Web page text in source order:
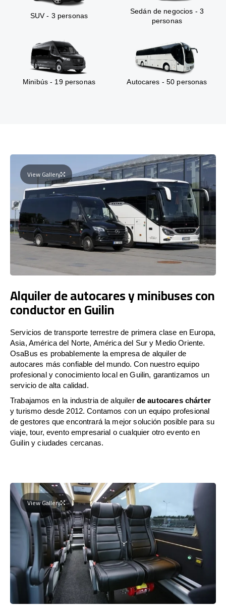
SUV - 3 personas
Sedán de negocios - 3
personas
Minibús - 19 personas Autocares - 50 personas
View Gallery
Alquiler de autocares y minibuses con
conductor en Guilin
Servicios de transporte terrestre de primera clase en Europa,
Asia, América del Norte, América del Sur y Medio Oriente.
OsaBus es probablemente la empresa de alquiler de
autocares más confiable del mundo. Con nuestro equipo
profesional y conocimiento local en Guilin, garantizamos un
servicio de alta calidad.
Trabajamos en la industria de alquiler de autocares chárter
y turismo desde 2012. Contamos con un equipo profesional
de gestores que encontrará la mejor solución posible para su
viaje, tour, evento empresarial o cualquier otro evento en
Guilin y ciudades cercanas.
View Gallery